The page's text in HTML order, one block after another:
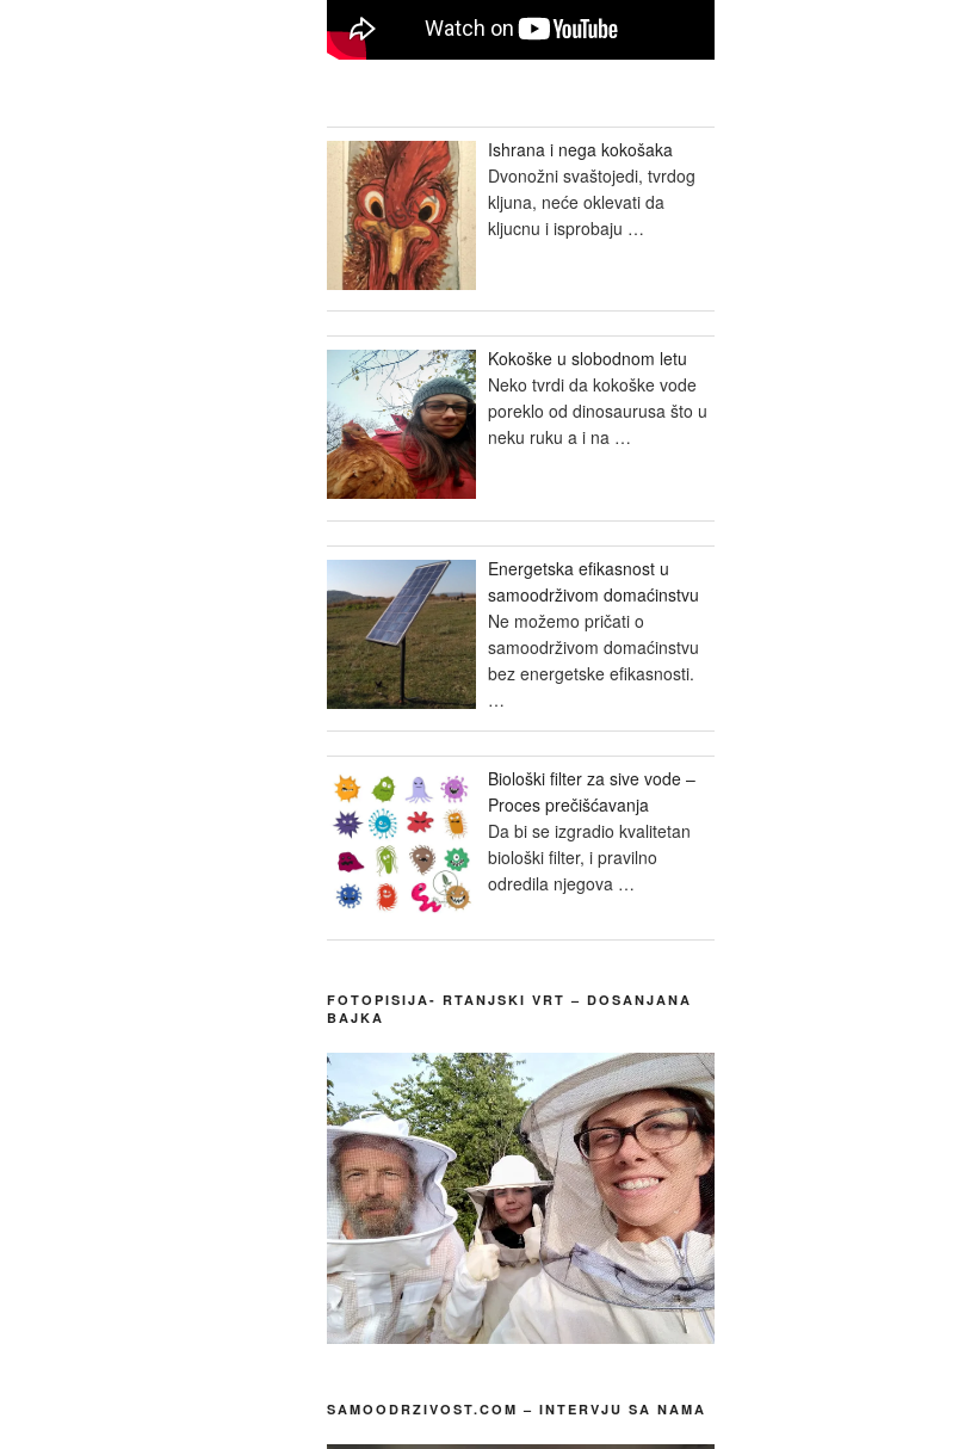
Ishrana i nega kokošaka
Dvonožni svaštojedi, tvrdog
kljuna, neće oklevati da
kljucnu i isprobaju …
Kokoške u slobodnom letu
Neko tvrdi da kokoške vode
poreklo od dinosaurusa što u
neku ruku a i na …
Energetska efikasnost u
samoodrživom domaćinstvu
Ne možemo pričati o
samoodrživom domaćinstvu
bez energetske efikasnosti.
…
Biološki filter za sive vode –
Proces prečišćavanja
Da bi se izgradio kvalitetan
biološki filter, i pravilno
odredila njegova …
FOTOPISIJA- RTANJSKI VRT – DOSANJANA
BAJKA
SAMOODRZIVOST.COM – INTERVJU SA NAMA